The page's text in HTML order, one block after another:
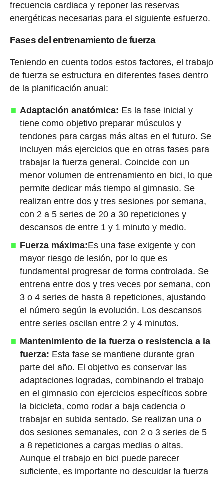
frecuencia cardiaca y reponer las reservas
energéticas necesarias para el siguiente esfuerzo.
Fases del entrenamiento de fuerza
Teniendo en cuenta todos estos factores, el trabajo
de fuerza se estructura en diferentes fases dentro
de la planificación anual:
Adaptación anatómica: Es la fase inicial y
tiene como objetivo preparar músculos y
tendones para cargas más altas en el futuro. Se
incluyen más ejercicios que en otras fases para
trabajar la fuerza general. Coincide con un
menor volumen de entrenamiento en bici, lo que
permite dedicar más tiempo al gimnasio. Se
realizan entre dos y tres sesiones por semana,
con 2 a 5 series de 20 a 30 repeticiones y
descansos de entre 1 y 1 minuto y medio.
Fuerza máxima:Es una fase exigente y con
mayor riesgo de lesión, por lo que es
fundamental progresar de forma controlada. Se
entrena entre dos y tres veces por semana, con
3 o 4 series de hasta 8 repeticiones, ajustando
el número según la evolución. Los descansos
entre series oscilan entre 2 y 4 minutos.
Mantenimiento de la fuerza o resistencia a la
fuerza: Esta fase se mantiene durante gran
parte del año. El objetivo es conservar las
adaptaciones logradas, combinando el trabajo
en el gimnasio con ejercicios específicos sobre
la bicicleta, como rodar a baja cadencia o
trabajar en subida sentado. Se realizan una o
dos sesiones semanales, con 2 o 3 series de 5
a 8 repeticiones a cargas medias o altas.
Aunque el trabajo en bici puede parecer
suficiente, es importante no descuidar la fuerza